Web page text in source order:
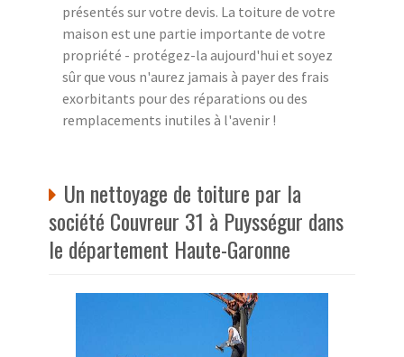
présentés sur votre devis. La toiture de votre
maison est une partie importante de votre
propriété - protégez-la aujourd'hui et soyez
sûr que vous n'aurez jamais à payer des frais
exorbitants pour des réparations ou des
remplacements inutiles à l'avenir !
Un nettoyage de toiture par la
société Couvreur 31 à Puysségur dans
le département Haute-Garonne